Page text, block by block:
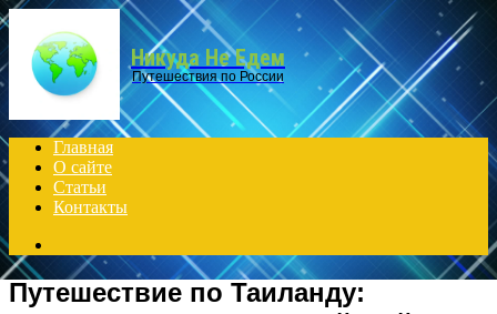
Menu
Никуда Не Едем
Путешествия по России
Главная
О сайте
Статьи
Контакты
Путешествие по Таиланду: